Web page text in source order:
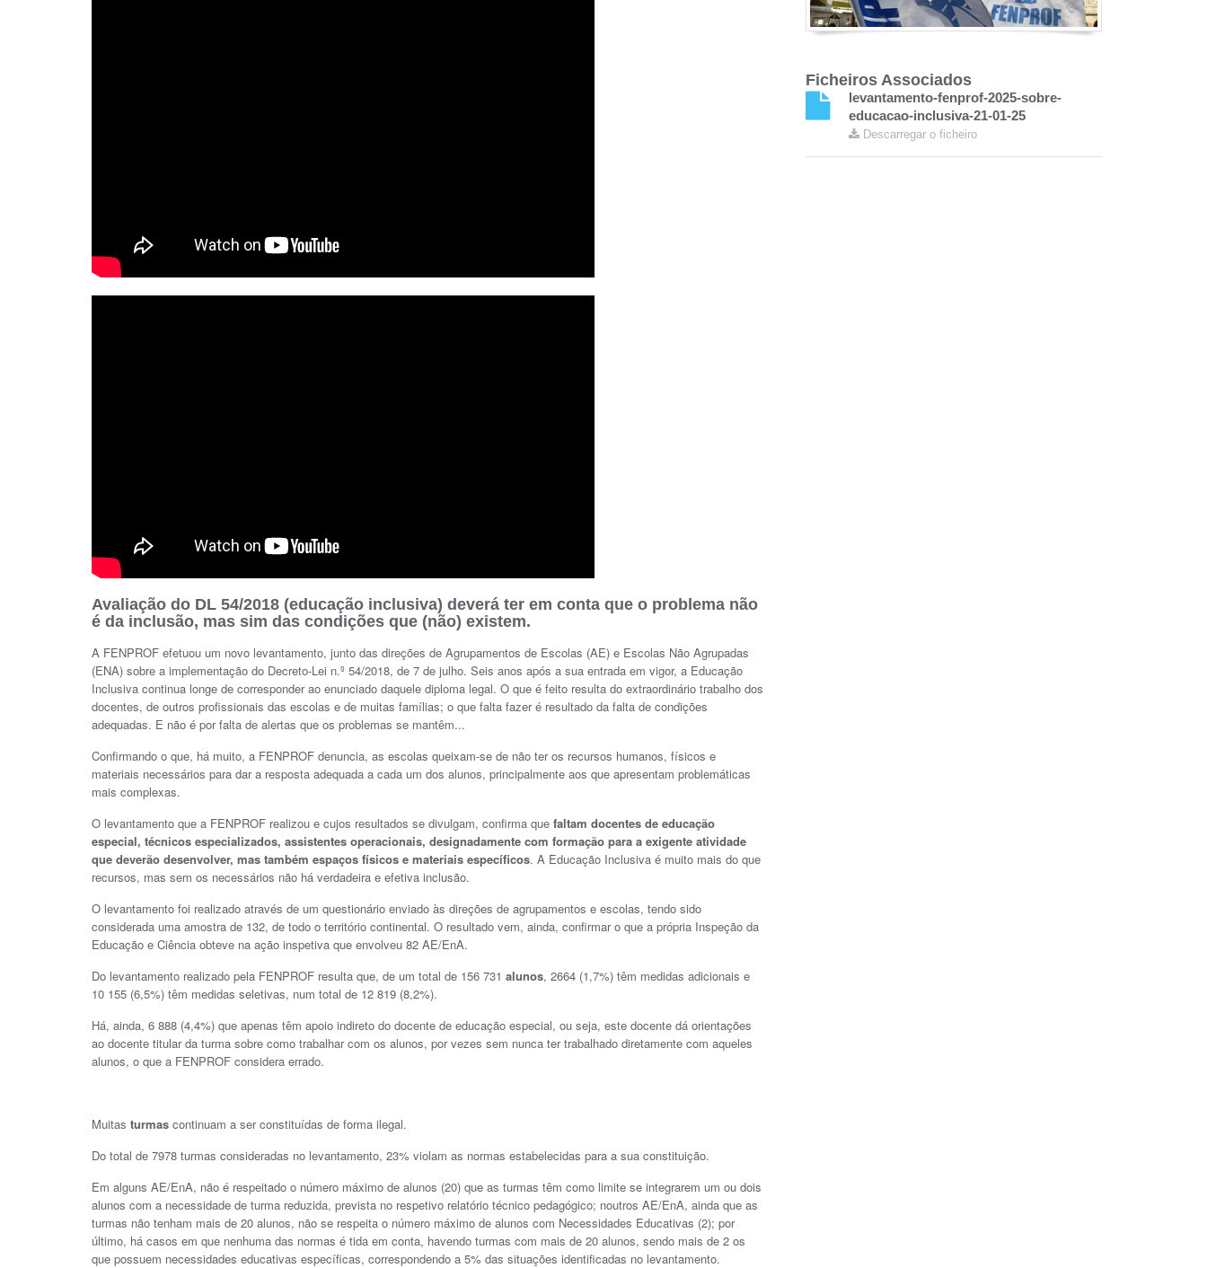
Avaliação do DL 54/2018 (educação inclusiva) deverá ter em conta que o problema não
é da inclusão, mas sim das condições que (não) existem.
A FENPROF efetuou um novo levantamento, junto das direções de Agrupamentos de Escolas (AE) e Escolas Não Agrupadas
(ENA) sobre a implementação do Decreto-Lei n.º 54/2018, de 7 de julho. Seis anos após a sua entrada em vigor, a Educação
Inclusiva continua longe de corresponder ao enunciado daquele diploma legal. O que é feito resulta do extraordinário trabalho dos
docentes, de outros profissionais das escolas e de muitas famílias; o que falta fazer é resultado da falta de condições
adequadas. E não é por falta de alertas que os problemas se mantêm...
Confirmando o que, há muito, a FENPROF denuncia, as escolas queixam-se de não ter os recursos humanos, físicos e
materiais necessários para dar a resposta adequada a cada um dos alunos, principalmente aos que apresentam problemáticas
mais complexas.
O levantamento que a FENPROF realizou e cujos resultados se divulgam, confirma que faltam docentes de educação
especial, técnicos especializados, assistentes operacionais, designadamente com formação para a exigente atividade
que deverão desenvolver, mas também espaços físicos e materiais específicos. A Educação Inclusiva é muito mais do que
recursos, mas sem os necessários não há verdadeira e efetiva inclusão.
O levantamento foi realizado através de um questionário enviado às direções de agrupamentos e escolas, tendo sido
considerada uma amostra de 132, de todo o território continental. O resultado vem, ainda, confirmar o que a própria Inspeção da
Educação e Ciência obteve na ação inspetiva que envolveu 82 AE/EnA.
Do levantamento realizado pela FENPROF resulta que, de um total de 156 731 alunos, 2664 (1,7%) têm medidas adicionais e
10 155 (6,5%) têm medidas seletivas, num total de 12 819 (8,2%).
Há, ainda, 6 888 (4,4%) que apenas têm apoio indireto do docente de educação especial, ou seja, este docente dá orientações
ao docente titular da turma sobre como trabalhar com os alunos, por vezes sem nunca ter trabalhado diretamente com aqueles
alunos, o que a FENPROF considera errado.
Muitas turmas continuam a ser constituídas de forma ilegal.
Do total de 7978 turmas consideradas no levantamento, 23% violam as normas estabelecidas para a sua constituição.
Em alguns AE/EnA, não é respeitado o número máximo de alunos (20) que as turmas têm como limite se integrarem um ou dois
alunos com a necessidade de turma reduzida, prevista no respetivo relatório técnico pedagógico; noutros AE/EnA, ainda que as
turmas não tenham mais de 20 alunos, não se respeita o número máximo de alunos com Necessidades Educativas (2); por
último, há casos em que nenhuma das normas é tida em conta, havendo turmas com mais de 20 alunos, sendo mais de 2 os
que possuem necessidades educativas específicas, correspondendo a 5% das situações identificadas no levantamento.
Ficheiros Associados
levantamento-fenprof-2025-sobre-
educacao-inclusiva-21-01-25
Descarregar o ficheiro